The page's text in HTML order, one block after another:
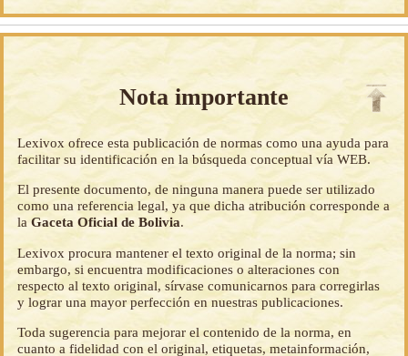
Nota importante
Lexivox ofrece esta publicación de normas como una ayuda para
facilitar su identificación en la búsqueda conceptual vía WEB.
El presente documento, de ninguna manera puede ser utilizado
como una referencia legal, ya que dicha atribución corresponde a
laGaceta Oficial de Bolivia.
Lexivox procura mantener el texto original de la norma; sin
embargo, si encuentra modificaciones o alteraciones con
respecto al texto original, sírvase comunicarnos para corregirlas
y lograr una mayor perfección en nuestras publicaciones.
Toda sugerencia para mejorar el contenido de la norma, en
cuanto a fidelidad con el original, etiquetas, metainformación,